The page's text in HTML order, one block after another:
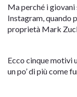
Ma perché i
Instagram, quando
proprietà Mark
Ecco cinque motivi
un po’ di più come